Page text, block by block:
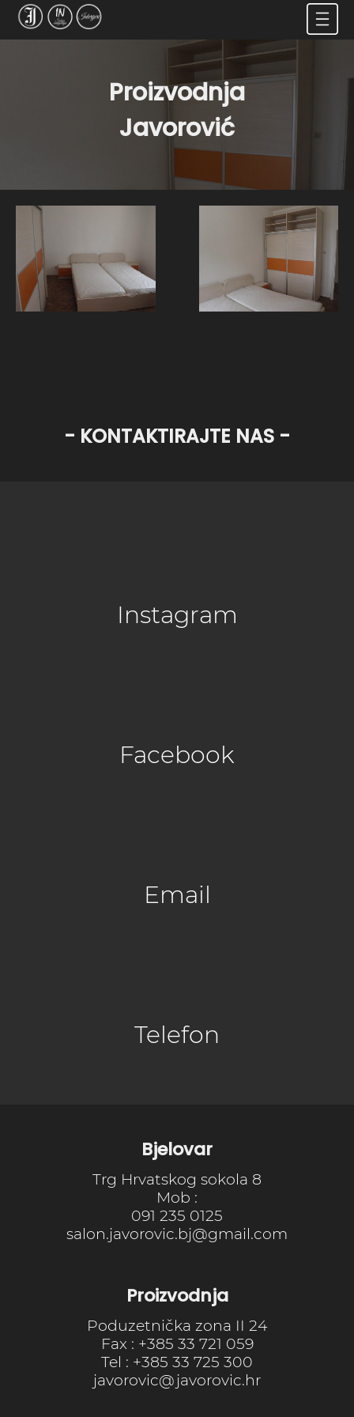
Proizvodnja
Javorović
- KONTAKTIRAJTE NAS -
Instagram
Facebook
Email
Telefon
Bjelovar
Trg Hrvatskog sokola 8
Mob :
091 235 0125
salon.javorovic.bj@gmail.com
Proizvodnja
Poduzetnička zona II 24
Fax : +385 33 721 059
Tel : +385 33 725 300
javorovic@javorovic.hr